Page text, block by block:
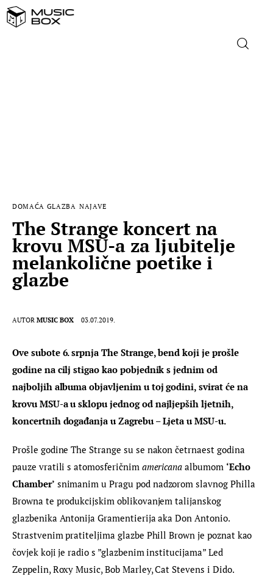
MUSIC BOX
DOMAĆA GLAZBA NAJAVE
The Strange koncert na
krovu MSU-a za ljubitelje
melankolične poetike i
glazbe
AUTOR MUSIC BOX 03.07.2019.
Ove subote 6. srpnja The Strange, bend koji je prošle
godine na cilj stigao kao pobjednik s jednim od
najboljih albuma objavljenim u toj godini, svirat će na
krovu MSU-a u sklopu jednog od najljepših ljetnih,
koncertnih događanja u Zagrebu – Ljeta u MSU-u.
Prošle godine The Strange su se nakon četrnaest godina
pauze vratili s atomosferičnim americana albumom ‘Echo
Chamber’ snimanim u Pragu pod nadzorom slavnog Philla
Browna te produkcijskim oblikovanjem talijanskog
glazbenika Antonija Gramentierija aka Don Antonio.
Strastvenim pratiteljima glazbe Phill Brown je poznat kao
čovjek koji je radio s ”glazbenim institucijama” Led
Zeppelin, Roxy Music, Bob Marley, Cat Stevens i Dido.